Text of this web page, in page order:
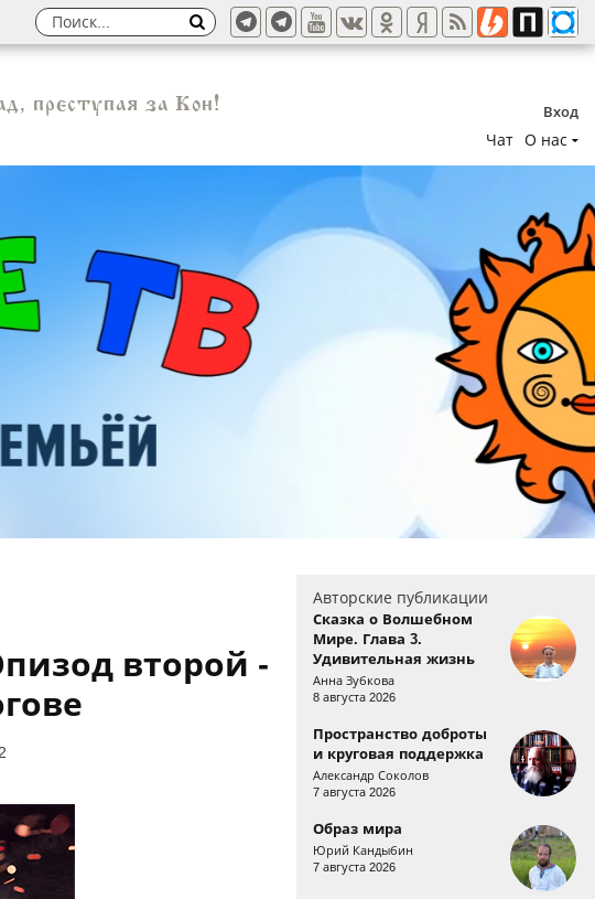
Вход
Чат О нас
преступая за Кон!
второй -
Авторские публикации
Сказка о Волшебном
Мире. Глава 3.
Удивительная жизнь
Анна Зубкова
8 августа 2026
Пространство доброты
и круговая поддержка
Александр Соколов
7 августа 2026
Образ мира
Юрий Кандыбин
7 августа 2026